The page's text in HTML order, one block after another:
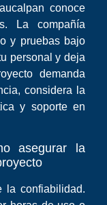
conoce
La compañía
y pruebas bajo
personal y deja
demanda
considera la
y soporte en
asegurar la
la confiabilidad.